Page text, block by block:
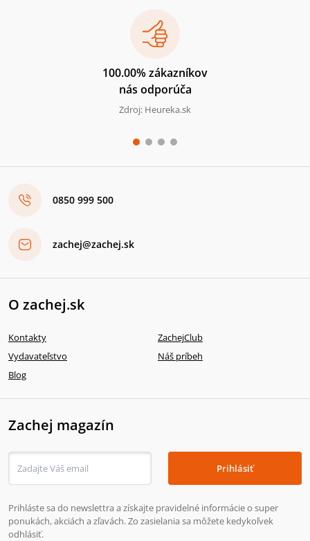
100.00% zákazníkov
nás odporúča
Zdroj: Heureka.sk
0850 999 500
zachej@zachej.sk
O zachej.sk
Kontakty
ZachejClub
Vydavateľstvo
Náš príbeh
Blog
Zachej magazín
Prihlásiť
Prihláste sa do newslettra a získajte pravidelné informácie o super
ponukách, akciách a zľavách. Zo zasielania sa môžete kedykoľvek
odhlásiť.